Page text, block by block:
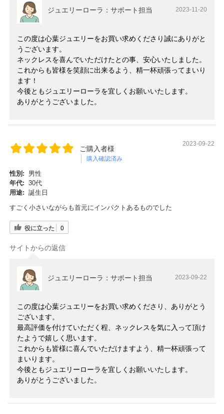
ジュエリーローラ：サポート担当 2023-11-20
この度は心葉ジュエリーをお買い求めくださり誠にありがと
うございます。
ネックレスを喜んでいただけたとの事、安心いたしました。
これからも皆様を笑顔に出来るよう、精一杯頑張ってまいり
ます！
今後ともジュエリーローラを宜しくお願いいたします。
ありがとうございました。
ご購入者様
購入確認済み
2023-09-22
性別:
男性
年代: 30代
用途: 誕生日
すごく小さいながらも首元にインパクトあるものでした
役に立った 0
サイトからの返信
ジュエリーローラ：サポート担当 2023-09-22
この度は心葉ジュエリーをお買い求めくださり、ありがとう
ございます。
最高評価を付けていただく程、ネックレスを気に入って頂け
たようで嬉しく思います。
これからも皆様に喜んでいただけますよう、精一杯頑張って
まいります。
今後ともジュエリーローラを宜しくお願いいたします。
ありがとうございました。